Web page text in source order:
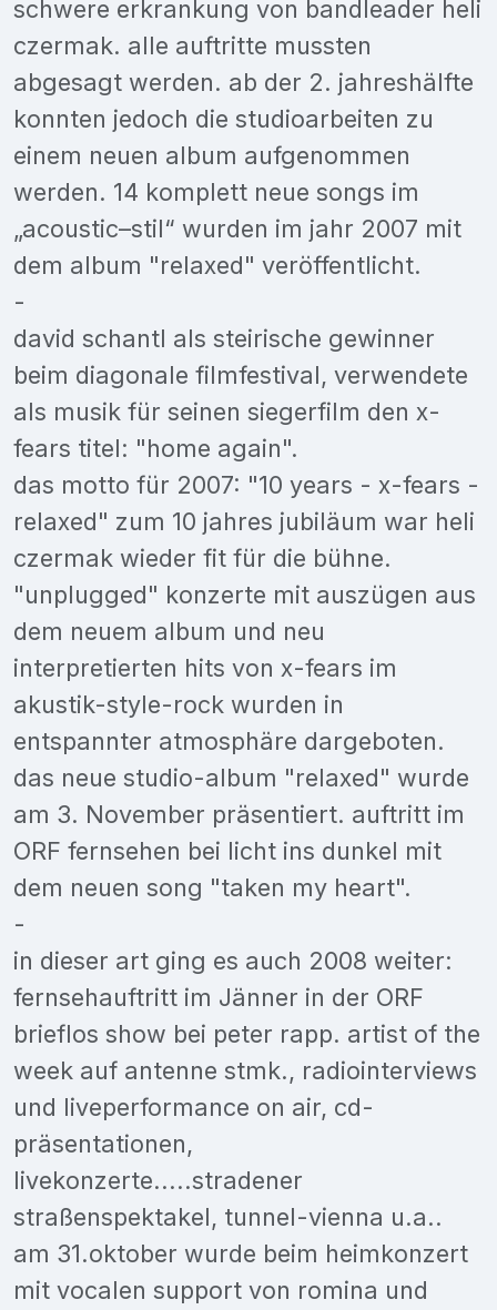
schwere erkrankung von bandleader heli
czermak. alle auftritte mussten
abgesagt werden. ab der 2. jahreshälfte
konnten jedoch die studioarbeiten zu
einem neuen album aufgenommen
werden. 14 komplett neue songs im
„acoustic–stil“ wurden im jahr 2007 mit
dem album "relaxed" veröffentlicht.
-
david schantl als steirische gewinner
beim diagonale filmfestival, verwendete
als musik für seinen siegerfilm den x-
fears titel: "home again".
das motto für 2007: "10 years - x-fears -
relaxed" zum 10 jahres jubiläum war heli
czermak wieder fit für die bühne.
"unplugged" konzerte mit auszügen aus
dem neuem album und neu
interpretierten hits von x-fears im
akustik-style-rock wurden in
entspannter atmosphäre dargeboten.
das neue studio-album "relaxed" wurde
am 3. November präsentiert. auftritt im
ORF fernsehen bei licht ins dunkel mit
dem neuen song "taken my heart".
-
in dieser art ging es auch 2008 weiter:
fernsehauftritt im Jänner in der ORF
brieflos show bei peter rapp. artist of the
week auf antenne stmk., radiointerviews
und liveperformance on air, cd-
präsentationen,
livekonzerte.....stradener
straßenspektakel, tunnel-vienna u.a..
am 31.oktober wurde beim heimkonzert
mit vocalen support von romina und